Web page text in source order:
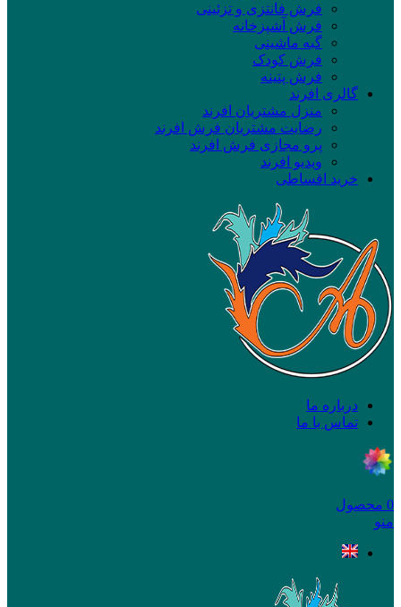
فرش فانتزی و تزئینی
فرش آشپزخانه
گبه ماشینی
فرش کودک
فرش پتینه
گالری افرند
منزل مشتریان افرند
رضایت مشتریان فرش افرند
پرو مجازی فرش افرند
ویدیو افرند
خرید اقساطی
درباره ما
تماس با ما
0 محصول
منو